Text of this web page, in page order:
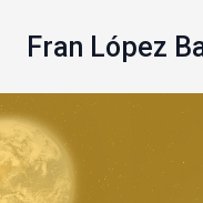
Fran López